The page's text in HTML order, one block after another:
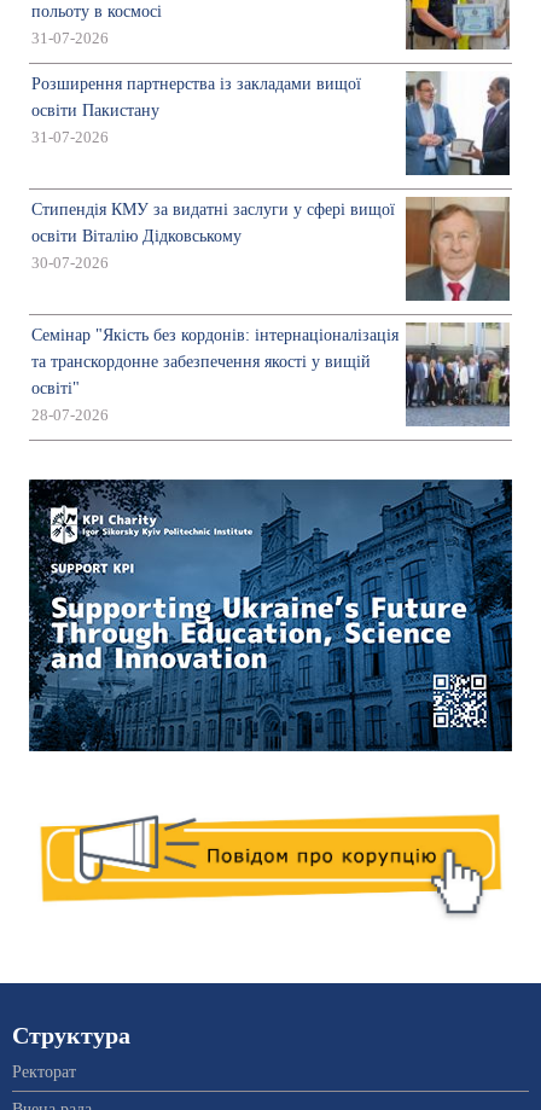
польоту в космосі
31-07-2026
Розширення партнерства із закладами вищої
освіти Пакистану
31-07-2026
Стипендія КМУ за видатні заслуги у сфері вищої
освіти Віталію Дідковському
30-07-2026
Семінар "Якість без кордонів: інтернаціоналізація
та транскордонне забезпечення якості у вищій
освіті"
28-07-2026
Структура
Ректорат